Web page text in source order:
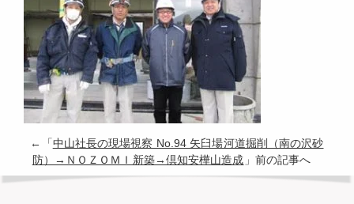
←「 中山社長の現場視察 No.94 矢臼場河道掘削（南の沢砂
防）→ＮＯＺＯＭＩ新築→倶知安樺山造成 」前の記事へ